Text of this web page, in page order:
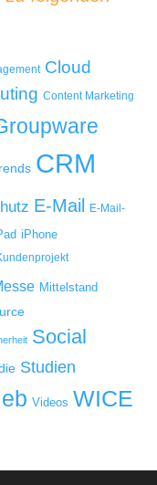
Cloud
Content Marketing
CRM
E-Mail E-Mail-
iPhone
Mittelstand
Social
Studien
Videos WICE